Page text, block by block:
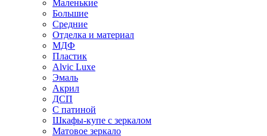
Маленькие
Большие
Средние
Отделка и материал
МДФ
Пластик
Alvic Luxe
Эмаль
Акрил
ДСП
С патиной
Шкафы-купе с зеркалом
Матовое зеркало